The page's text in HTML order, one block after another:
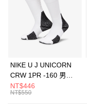
3 期 0 利率 每期
合作金庫商業銀行
華南商業銀行
上海商業儲蓄銀行
元大商業銀行
Apple Pay
全盈+PAY
AFTEE先享後付
NIKE U J UNICORN
CRW 1PR -160 男女
中統襪 FZ3393100
NT$446
NT$550